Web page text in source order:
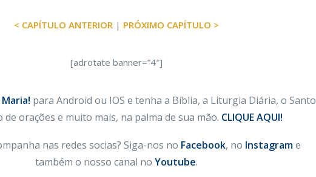
< CAPÍTULO ANTERIOR | PRÓXIMO CAPÍTULO >
[adrotate banner=”4″]
para Android ou IOS e tenha a Bíblia, a Liturgia Diária, o Santo
de orações e muito mais, na palma de sua mão. CLIQUE AQUI!
nas redes socias? Siga-nos no Facebook, no Instagrame
também o nosso canal no Youtube.